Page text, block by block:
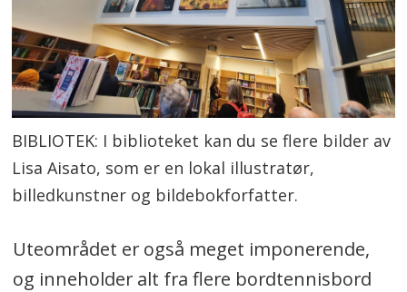
BIBLIOTEK: I biblioteket kan du se flere bilder av
Lisa Aisato, som er en lokal illustratør,
billedkunstner og bildebokforfatter.
Uteområdet er også meget imponerende,
og inneholder alt fra flere bordtennisbord